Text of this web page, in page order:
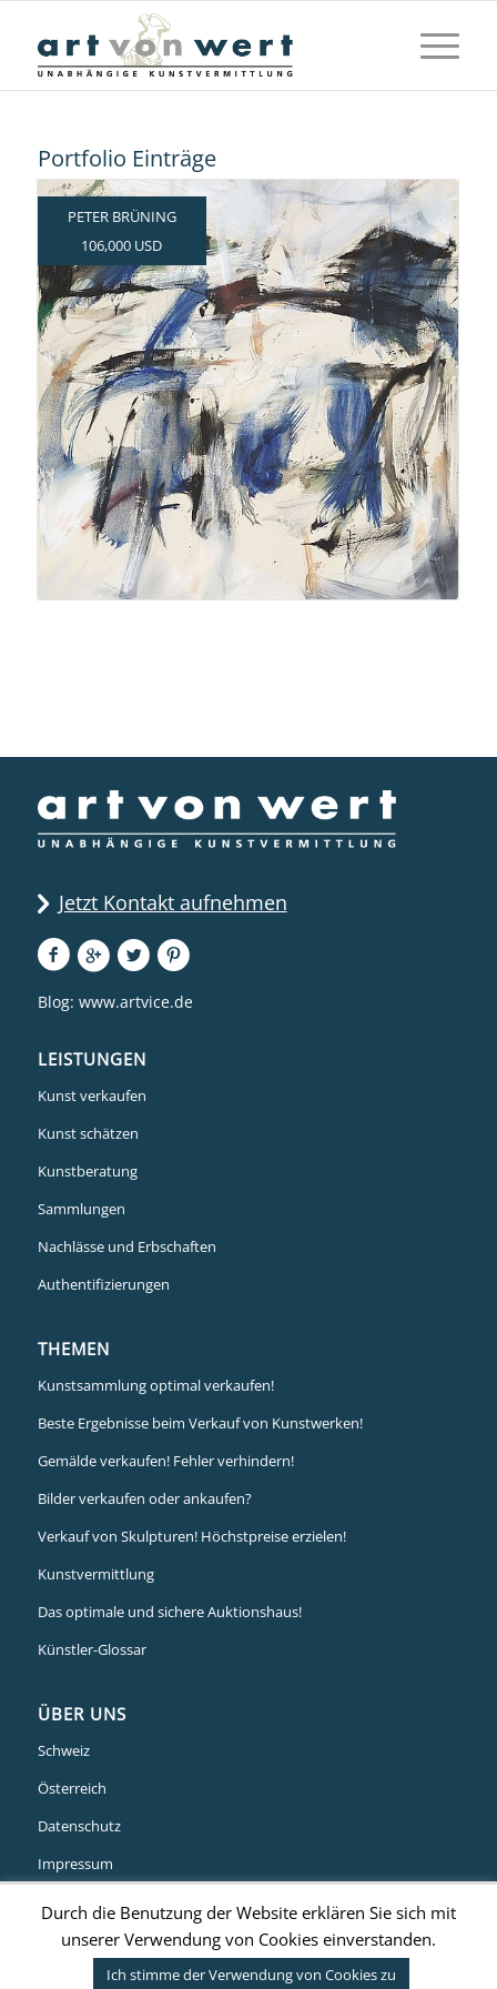
Portfolio Einträge
PETER BRÜNING
106,000 USD
Jetzt Kontakt aufnehmen
Blog: www.artvice.de
LEISTUNGEN
Kunst verkaufen
Kunst schätzen
Kunstberatung
Sammlungen
Nachlässe und Erbschaften
Authentifizierungen
THEMEN
Kunstsammlung optimal verkaufen!
Beste Ergebnisse beim Verkauf von Kunstwerken!
Gemälde verkaufen! Fehler verhindern!
Bilder verkaufen oder ankaufen?
Verkauf von Skulpturen! Höchstpreise erzielen!
Kunstvermittlung
Das optimale und sichere Auktionshaus!
Künstler-Glossar
ÜBER UNS
Schweiz
Österreich
Datenschutz
Impressum
© Art von Wert | Stammheimer Str. 10 – 12 | 50735 Köln | Tel. +49 (0)221
Durch die Benutzung der Website erklären Sie sich mit
unserer Verwendung von Cookies einverstanden.
Ich stimme der Verwendung von Cookies zu